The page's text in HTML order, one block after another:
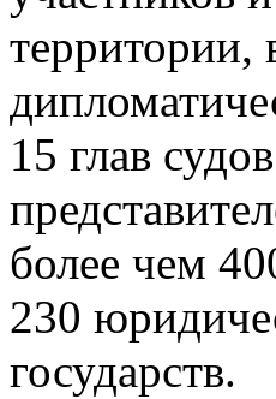
территории,
15 глав
более чем
230
государств.